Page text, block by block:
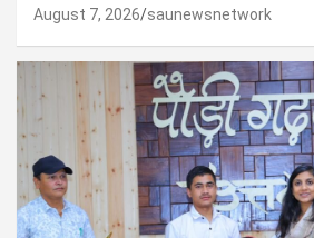
August 7, 2026 saunewsnetwork